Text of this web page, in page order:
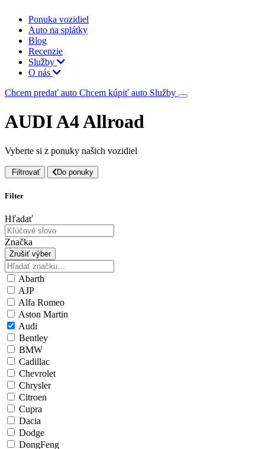
Ponuka vozidiel
Auto na splátky
Blog
Recenzie
Služby
O nás
Chcem predať auto Chcem kúpiť auto Služby
AUDI A4 Allroad
Vyberte si z ponuky našich vozidiel
Filtrovať Do ponuky
Filter
Hľadať
Značka
Zrušiť výber
Abarth
AJP
Alfa Romeo
Aston Martin
Audi
Bentley
BMW
Cadillac
Chevrolet
Chrysler
Citroen
Cupra
Dacia
Dodge
DongFeng